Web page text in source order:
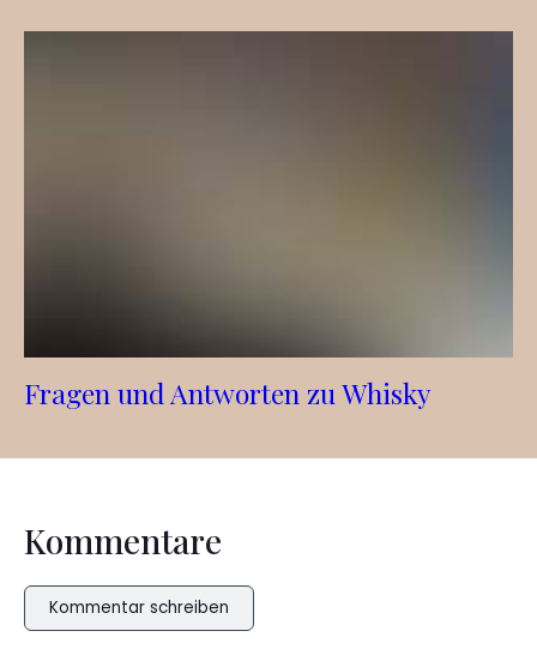
Fragen und Antworten zu Whisky
Kommentare
Kommentar schreiben